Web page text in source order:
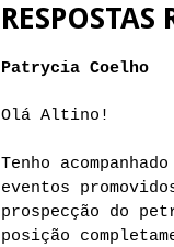
RESPOSTAS
Patrycia Coelho
Olá Altino!
Tenho
eventos
prospecção do
posição